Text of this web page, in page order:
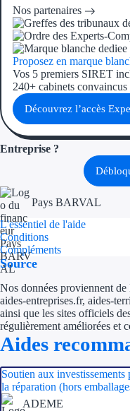
Nos partenaires
Proposez en marque
Vos 5 premiers SIRET
240+ cabinets convaincus
Découvrez l’accès
Entreprise ?
Pays BARVAL
L'essentiel de l'aide
Conditions
Compléments
Source
Nos données proviennent
aides-entreprises.fr, aides-
ainsi que les sites officiels
régulièrement améliorées et
Aides
Soutien aux
la réparation (hors
ADEME